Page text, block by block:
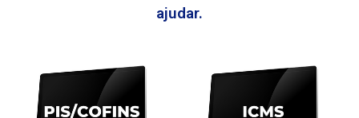
ajudar.